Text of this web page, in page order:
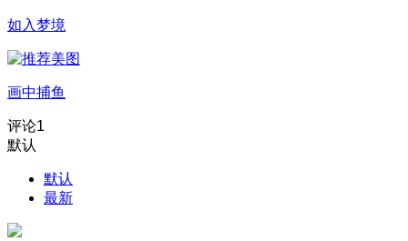
如入梦境
画中捕鱼
评论1
默认
默认
最新